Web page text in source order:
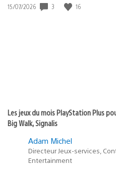
Date
15/07/2026 3 16
Les jeux du mois PlayStation Plus
Big Walk, Signalis
Adam Michel
Directeur Jeux-services,
Entertainment